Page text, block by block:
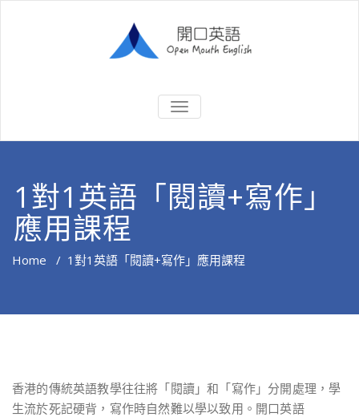
Open
English
1對1英文老師網上教學。課堂生
TOGGLE
NAVIGATION
1對1英語「閱讀+寫作」
應用課程
Home / 1對1英語「閱讀+寫作」應用課程
香港的傳統英語教學往往將「閱讀」和「寫作」分開處理，學
生流於死記硬背，寫作時自然難以學以致用。開口英語